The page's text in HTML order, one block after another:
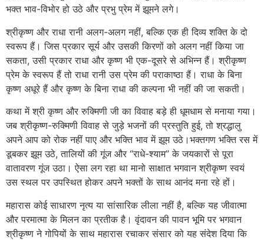
भक्त भाव-विभोर हो उठे और प्रभु प्रेम में झूमने लगे।
श्रीकृष्ण और राधा रानी अलग-अलग नहीं, बल्कि एक ही दिव्य शक्ति के दो
स्वरूप हैं। जिस प्रकार सूर्य और उसकी किरणों को अलग नहीं किया जा
सकता, उसी प्रकार राधा और कृष्ण भी एक-दूसरे से अभिन्न हैं। श्रीकृष्ण
प्रेम के स्वरूप हैं तो राधा रानी उस प्रेम की पराकाष्ठा हैं। राधा के बिना
कृष्ण अधूरे हैं और कृष्ण के बिना राधा की कल्पना भी नहीं की जा सकती।
कथा में श्री कृष्ण और रुक्मिणी जी का विवाह बड़े ही धूमधाम से मनाया गया।
जब श्रीकृष्ण-रुक्मिणी विवाह से जुड़े भजनों की प्रस्तुति हुई, तो श्रद्धालु
अपने आप को रोक नहीं पाए और भक्ति भाव में झूम उठे।भक्तगण भक्ति रस में
डूबकर झूम उठे, तालियों की गूंज और “राधे-श्याम” के जयकारों से पूरा
वातावरण गूंज उठा। ऐसा लग रहा था मानो साक्षात भगवान श्रीकृष्ण स्वयं
उस स्थल पर उपस्थित होकर अपने भक्तों के साथ आनंद मना रहे हों।
महारास कोई साधारण नृत्य या सांसारिक लीला नहीं है, बल्कि यह जीवात्मा
और परमात्मा के मिलन का प्रतीक है। वृंदावन की पावन भूमि पर भगवान
श्रीकृष्ण ने गोपियों के साथ महारास रचाकर संसार को यह संदेश दिया कि